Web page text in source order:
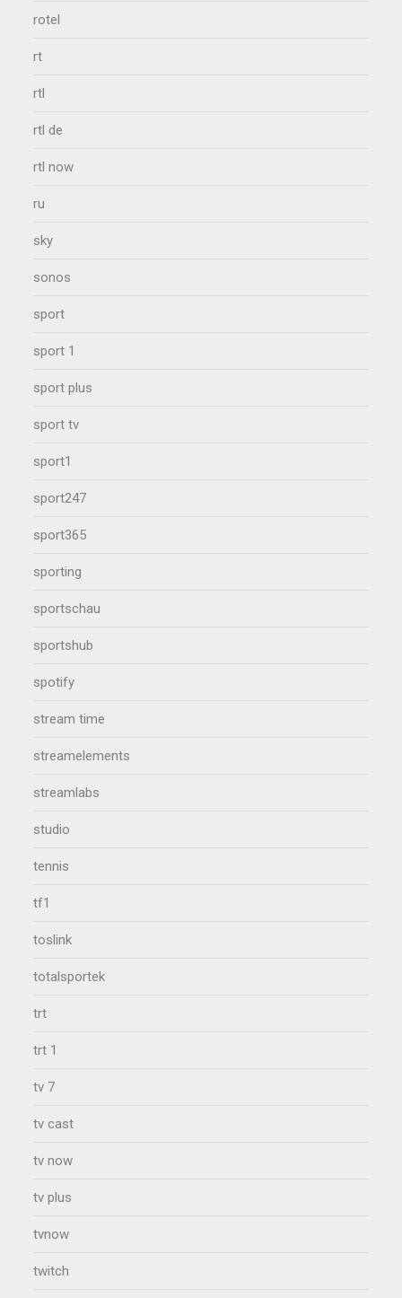
rotel
rt
rtl
rtl de
rtl now
ru
sky
sonos
sport
sport 1
sport plus
sport tv
sport1
sport247
sport365
sporting
sportschau
sportshub
spotify
stream time
streamelements
streamlabs
studio
tennis
tf1
toslink
totalsportek
trt
trt 1
tv 7
tv cast
tv now
tv plus
tvnow
twitch